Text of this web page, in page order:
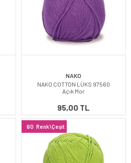
NAKO
NAKO COTTON LÜKS 97560
Açık Mor
95,00 TL
60 Renk\Çeşit